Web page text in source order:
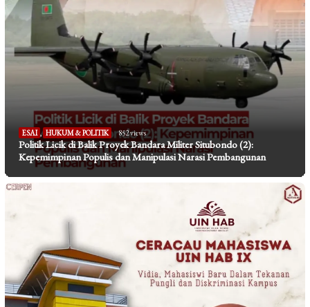
ESAI , HUKUM & POLITIK 852 views
Politik Licik di Balik Proyek Bandara Militer Situbondo (2):
Kepemimpinan Populis dan Manipulasi Narasi Pembangunan